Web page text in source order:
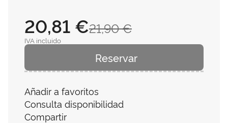
21,90 €
20,81 €
IVA incluido
Reservar
Añadir a favoritos
Consulta disponibilidad
Compartir